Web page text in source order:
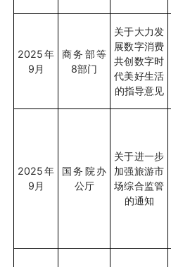
2025年
9月
商务部等
8部门
关于大力发
展数字消费
共创数字时
代美好生活
的指导意见
2025年
9月
国务院办
公厅
关于进一步
加强旅游市
场综合监管
的通知